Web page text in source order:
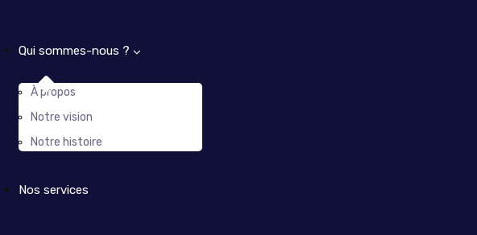
Qui sommes-nous ?
À propos
Notre vision
Notre histoire
Nos services